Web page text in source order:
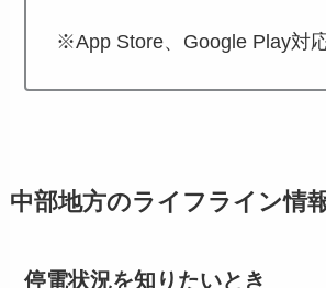
※App Store、Google Play対
中部地方のライフライン情
停電状況を知りたいとき